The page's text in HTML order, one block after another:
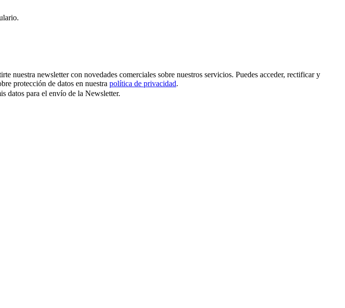
newsletter con novedades comerciales sobre nuestros servicios. Puedes acceder, rectificar y
protección de datos en nuestra política de privacidad.
datos para el envío de la Newsletter.